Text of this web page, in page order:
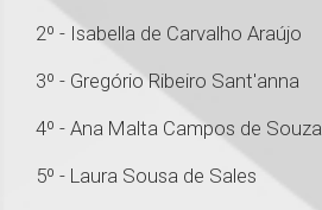
2º - Isabella de Carvalho Araújo
3º - Gregório Ribeiro Sant'anna
4º - Ana Malta Campos de Souza
5º - Laura Sousa de Sales